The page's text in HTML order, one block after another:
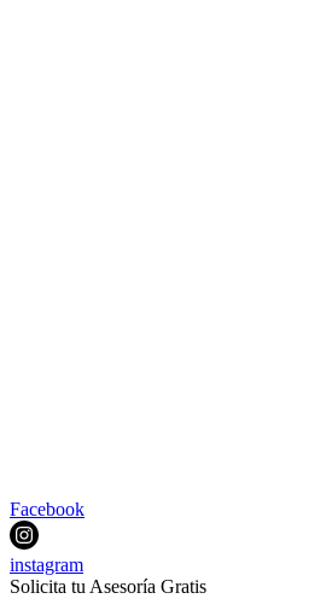
Facebook
instagram
Solicita tu Asesoría Gratis